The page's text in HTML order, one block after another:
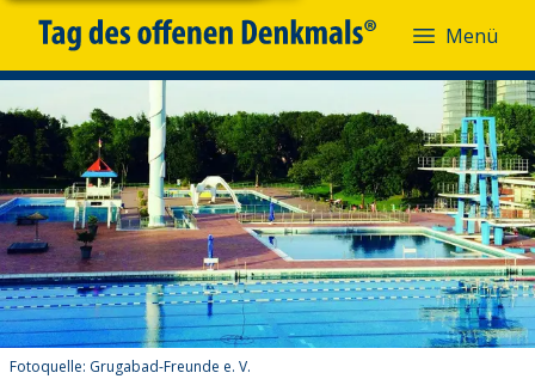
Menü
Fotoquelle: Grugabad-Freunde e. V.